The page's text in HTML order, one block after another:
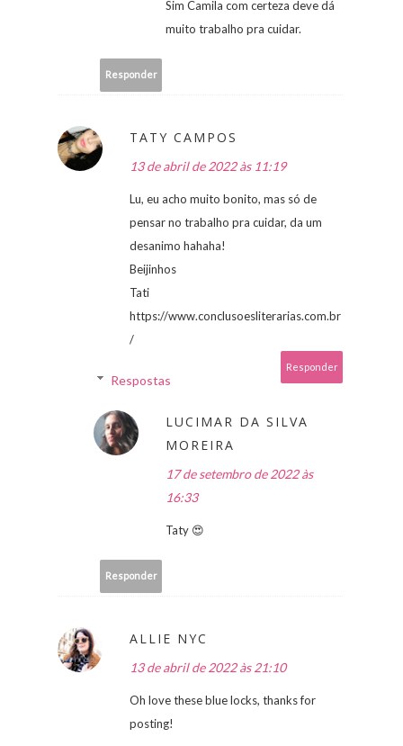
Sim Camila com certeza deve dá
muito trabalho pra cuidar.
Responder
TATY CAMPOS
13 de abril de 2022 às 11:19
Lu, eu acho muito bonito, mas só de
pensar no trabalho pra cuidar, da um
desanimo hahaha!
Beijinhos
Tati
https://www.conclusoesliterarias.com.br
/
Responder
Respostas
LUCIMAR DA SILVA
MOREIRA
17 de setembro de 2022 às
16:33
Taty 😍
Responder
ALLIE NYC
13 de abril de 2022 às 21:10
Oh love these blue locks, thanks for
posting!